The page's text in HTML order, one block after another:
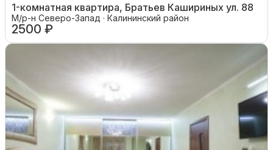
1-комнатная квартира, Братьев Кашириных ул. 88
М/р-н Северо-Запад · Калининский район
2500 ₽